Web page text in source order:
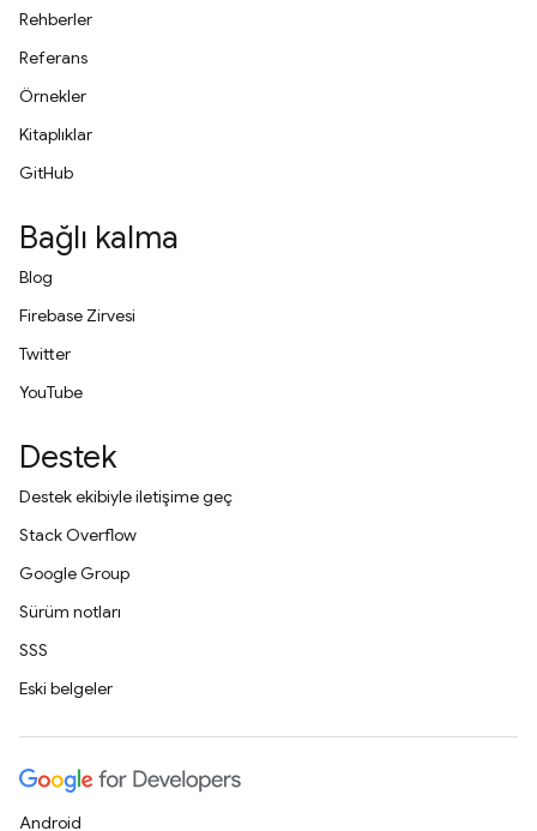
Rehberler
Referans
Örnekler
Kitaplıklar
GitHub
Bağlı kalma
Blog
Firebase Zirvesi
Twitter
YouTube
Destek
Destek ekibiyle iletişime geç
Stack Overflow
Google Group
Sürüm notları
SSS
Eski belgeler
Android